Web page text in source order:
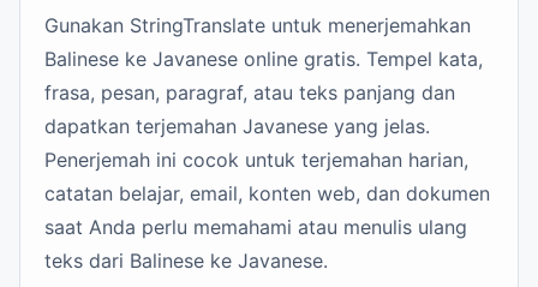
Gunakan StringTranslate untuk menerjemahkan
Balinese ke Javanese online gratis. Tempel kata,
frasa, pesan, paragraf, atau teks panjang dan
dapatkan terjemahan Javanese yang jelas.
Penerjemah ini cocok untuk terjemahan harian,
catatan belajar, email, konten web, dan dokumen
saat Anda perlu memahami atau menulis ulang
teks dari Balinese ke Javanese.